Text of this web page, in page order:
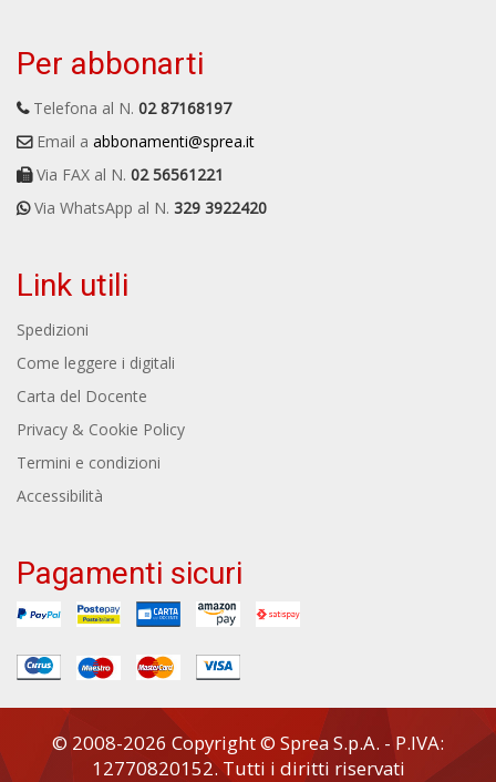
Per abbonarti
Telefona al N. 02 87168197
Email a abbonamenti@sprea.it
Via FAX al N. 02 56561221
Via WhatsApp al N. 329 3922420
Link utili
Spedizioni
Come leggere i digitali
Carta del Docente
Privacy & Cookie Policy
Termini e condizioni
Accessibilità
Pagamenti sicuri
© 2008-2026 Copyright © Sprea S.p.A. - P.IVA:
12770820152. Tutti i diritti riservati